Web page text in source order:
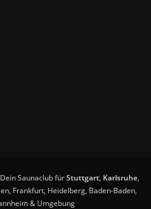
Saunaclub fürStuttgart, Karlsruhe,
Frankfurt, Heidelberg, Baden-Baden,
& Umgebung